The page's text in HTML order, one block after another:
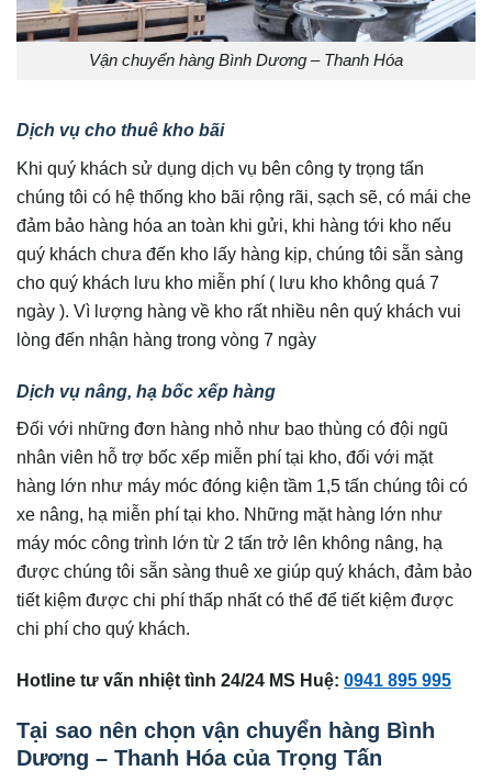
Vận chuyển hàng Bình Dương – Thanh Hóa
Dịch vụ cho thuê kho bãi
Khi quý khách sử dụng dịch vụ bên công ty trọng tấn
chúng tôi có hệ thống kho bãi rộng rãi, sạch sẽ, có mái che
đảm bảo hàng hóa an toàn khi gửi, khi hàng tới kho nếu
quý khách chưa đến kho lấy hàng kịp, chúng tôi sẵn sàng
cho quý khách lưu kho miễn phí ( lưu kho không quá 7
ngày ). Vì lượng hàng về kho rất nhiều nên quý khách vui
lòng đến nhận hàng trong vòng 7 ngày
Dịch vụ nâng, hạ bốc xếp hàng
Đối với những đơn hàng nhỏ như bao thùng có đội ngũ
nhân viên hỗ trợ bốc xếp miễn phí tại kho, đối với mặt
hàng lớn như máy móc đóng kiện tầm 1,5 tấn chúng tôi có
xe nâng, hạ miễn phí tại kho. Những mặt hàng lớn như
máy móc công trình lớn từ 2 tấn trở lên không nâng, hạ
được chúng tôi sẵn sàng thuê xe giúp quý khách, đảm bảo
tiết kiệm được chi phí thấp nhất có thể để tiết kiệm được
chi phí cho quý khách.
Hotline tư vấn nhiệt tình 24/24 MS Huệ: 0941 895 995
Tại sao nên chọn vận chuyển hàng Bình
Dương – Thanh Hóa của Trọng Tấn